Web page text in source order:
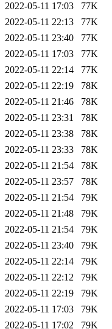
2022-05-11 17:03
77K
2022-05-11 22:13
77K
2022-05-11 23:40
77K
2022-05-11 17:03
77K
2022-05-11 22:14
77K
2022-05-11 22:19
78K
2022-05-11 21:46
78K
2022-05-11 23:31
78K
2022-05-11 23:38
78K
2022-05-11 23:33
78K
2022-05-11 21:54
78K
2022-05-11 23:57
78K
2022-05-11 21:54
79K
2022-05-11 21:48
79K
2022-05-11 21:54
79K
2022-05-11 23:40
79K
2022-05-11 22:14
79K
2022-05-11 22:12
79K
2022-05-11 22:19
79K
2022-05-11 17:03
79K
2022-05-11 17:02
79K